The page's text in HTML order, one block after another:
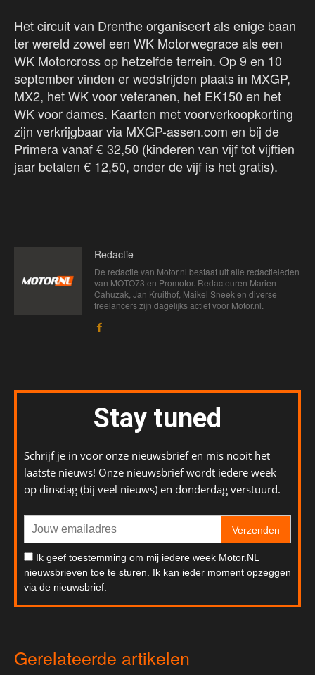
Het circuit van Drenthe organiseert als enige baan
ter wereld zowel een WK Motorwegrace als een
WK Motorcross op hetzelfde terrein. Op 9 en 10
september vinden er wedstrijden plaats in MXGP,
MX2, het WK voor veteranen, het EK150 en het
WK voor dames. Kaarten met voorverkoopkorting
zijn verkrijgbaar via MXGP-assen.com en bij de
Primera vanaf € 32,50 (kinderen van vijf tot vijftien
jaar betalen € 12,50, onder de vijf is het gratis).
Redactie
De redactie van Motor.nl bestaat uit alle redactieleden
van MOTO73 en Promotor. Redacteuren Marien
Cahuzak, Jan Kruithof, Maikel Sneek en diverse
freelancers zijn dagelijks actief voor Motor.nl.
Stay tuned
Schrijf je in voor onze nieuwsbrief en mis nooit het
laatste nieuws! Onze nieuwsbrief wordt iedere week
op dinsdag (bij veel nieuws) en donderdag verstuurd.
Verzenden
Ik geef toestemming om mij iedere week Motor.NL
nieuwsbrieven toe te sturen. Ik kan ieder moment opzeggen
via de nieuwsbrief.
Gerelateerde artikelen